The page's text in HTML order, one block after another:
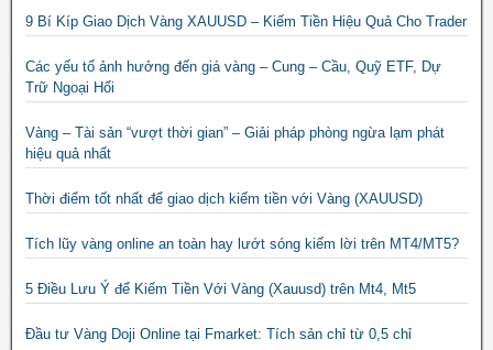
9 Bí Kíp Giao Dịch Vàng XAUUSD – Kiếm Tiền Hiệu Quả Cho Trader
Các yếu tố ảnh hưởng đến giá vàng – Cung – Cầu, Quỹ ETF, Dự
Trữ Ngoại Hối
Vàng – Tài sản “vượt thời gian” – Giải pháp phòng ngừa lạm phát
hiệu quả nhất
Thời điểm tốt nhất để giao dịch kiếm tiền với Vàng (XAUUSD)
Tích lũy vàng online an toàn hay lướt sóng kiếm lời trên MT4/MT5?
5 Điều Lưu Ý để Kiếm Tiền Với Vàng (Xauusd) trên Mt4, Mt5
Đầu tư Vàng Doji Online tại Fmarket: Tích sản chỉ từ 0,5 chỉ